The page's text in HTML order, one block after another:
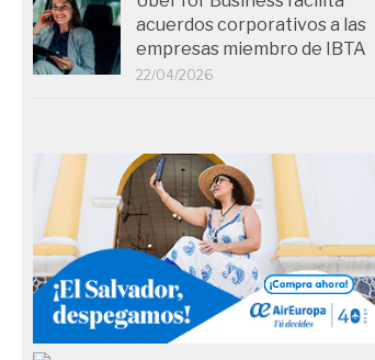
acuerdos corporativos a las
empresas miembro de IBTA
22/04/2026